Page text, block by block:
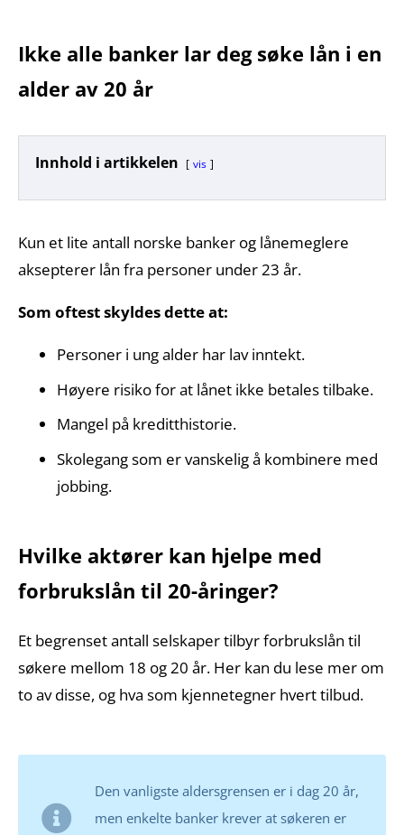
Ikke alle banker lar deg søke lån i en
alder av 20 år
Innhold i artikkelen vis
Kun et lite antall norske banker og lånemeglere
aksepterer lån fra personer under 23 år.
Som oftest skyldes dette at:
Personer i ung alder har lav inntekt.
Høyere risiko for at lånet ikke betales tilbake.
Mangel på kreditthistorie.
Skolegang som er vanskelig å kombinere med
jobbing.
Hvilke aktører kan hjelpe med
forbrukslån til 20-åringer?
Et begrenset antall selskaper tilbyr forbrukslån til
søkere mellom 18 og 20 år. Her kan du lese mer om
to av disse, og hva som kjennetegner hvert tilbud.
Den vanligste aldersgrensen er i dag 20 år,
men enkelte banker krever at søkeren er